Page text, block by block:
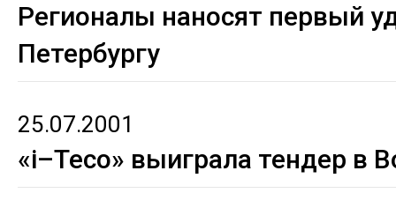
Регионалы наносят первый
Петербургу
25.07.2001
«i–Teco» выиграла тендер в